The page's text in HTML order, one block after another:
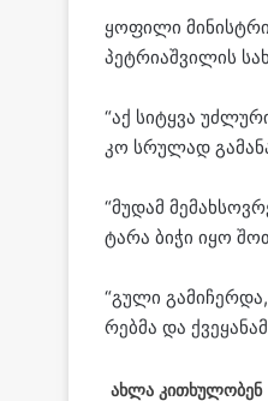
ყო­ფი­ლი
პეტ­რი­აშ­ვი­ლის
“აქ სი­ტყვა
კო სრუ­ლად
“მუ­დამ
ტა­რა ბიჭი იყო
“გული
რებ­მა და